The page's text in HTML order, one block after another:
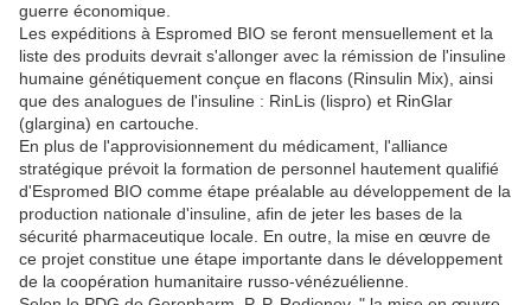
guerre économique.
Les expéditions à Espromed BIO se feront mensuellement et la
liste des produits devrait s'allonger avec la rémission de l'insuline
humaine génétiquement conçue en flacons (Rinsulin Mix), ainsi
que des analogues de l'insuline : RinLis (lispro) et RinGlar
(glargina) en cartouche.
En plus de l'approvisionnement du médicament, l'alliance
stratégique prévoit la formation de personnel hautement qualifié
d'Espromed BIO comme étape préalable au développement de la
production nationale d'insuline, afin de jeter les bases de la
sécurité pharmaceutique locale. En outre, la mise en œuvre de
ce projet constitue une étape importante dans le développement
de la coopération humanitaire russo-vénézuélienne.